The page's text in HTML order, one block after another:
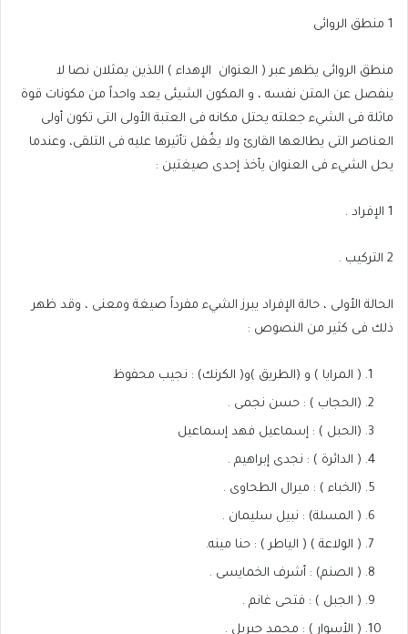
1 منطق الروائى
منطق الروائى يظهر عبر ( العنوان
الإهداء ) اللذين يمثلان نصا لا
ينفصل عن المتن نفسه ، و المكون الشيئى يعد واحداً من مكونات قوة
ماثلة فى الشيء جعلته يحتل مكانه فى العتبة الأولى التى تكون أولى
العناصر التى يطالعها القارئ ولا يغُفل تأثيرها عليه فى التلقى، وعندما
يحل الشيء فى العنوان يأخذ إحدى صيغتين :
1 الإفراد .
2 التركيب .
الحالة الأولى ، حالة الإفراد يبرز الشيء مفرداً صيغة ومعنى ، وقد ظهر
ذلك فى كثير من النصوص :
( المرايا ) و (الطريق )و( الكرنك) : نجيب محفوظ
(الحجاب ) : حسن نجمى .
(الحبل ) : إسماعيل فهد إسماعيل
( الدائرة ) : نجدى إبراهيم .
(الخباء ) : ميرال الطحاوى .
( المسلة) : نبيل سليمان .
( الولاعة ) ( الياطر ) : حنا مينه.
( الصنم) : أشرف الخمايسى .
( الجبل ) : فتحى غانم .
( الأسوار ) : محمد جبريل .